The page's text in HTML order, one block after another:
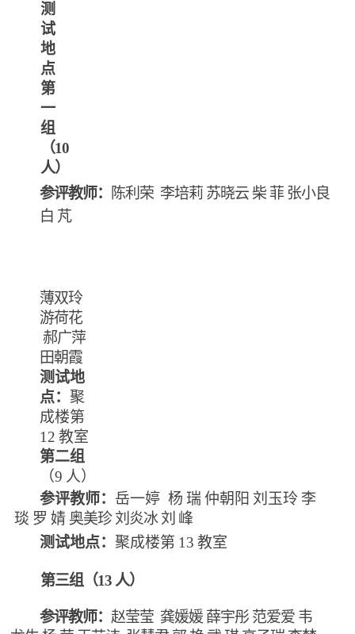
测
试
地
点
第
一
组
（10
人）
参评教师：
陈利荣 李培莉 苏晓云 柴 菲 张小良
白 芃
薄双玲
游荷花
郝广萍
田朝霞
测试地
点： 聚
成楼第
12 教室
第二组
（9 人）
参评教师： 岳一婷 杨 瑞 仲朝阳 刘玉玲 李
琰 罗 婧 奥美珍 刘炎冰 刘 峰
测试地点： 聚成楼第 13 教室
第三组（13 人）
参评教师： 赵莹莹 龚媛媛 薛宇彤 范爱爱 韦